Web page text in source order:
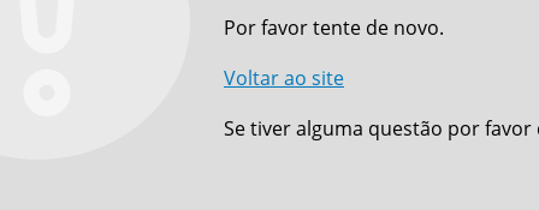
Por favor tente de novo.
Voltar ao site
Se tiver alguma questão por favor